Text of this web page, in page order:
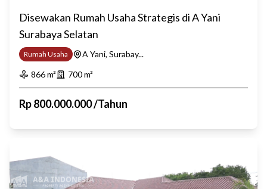
Disewakan Rumah Usaha Strategis di A Yani
Surabaya Selatan
Rumah Usaha
A Yani, Surabay...
866m² 700m²
Rp800.000.000/Tahun